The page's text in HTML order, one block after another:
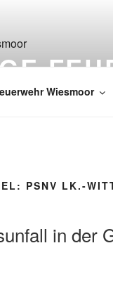
Wiesmoor
PSNV LK.-
in der